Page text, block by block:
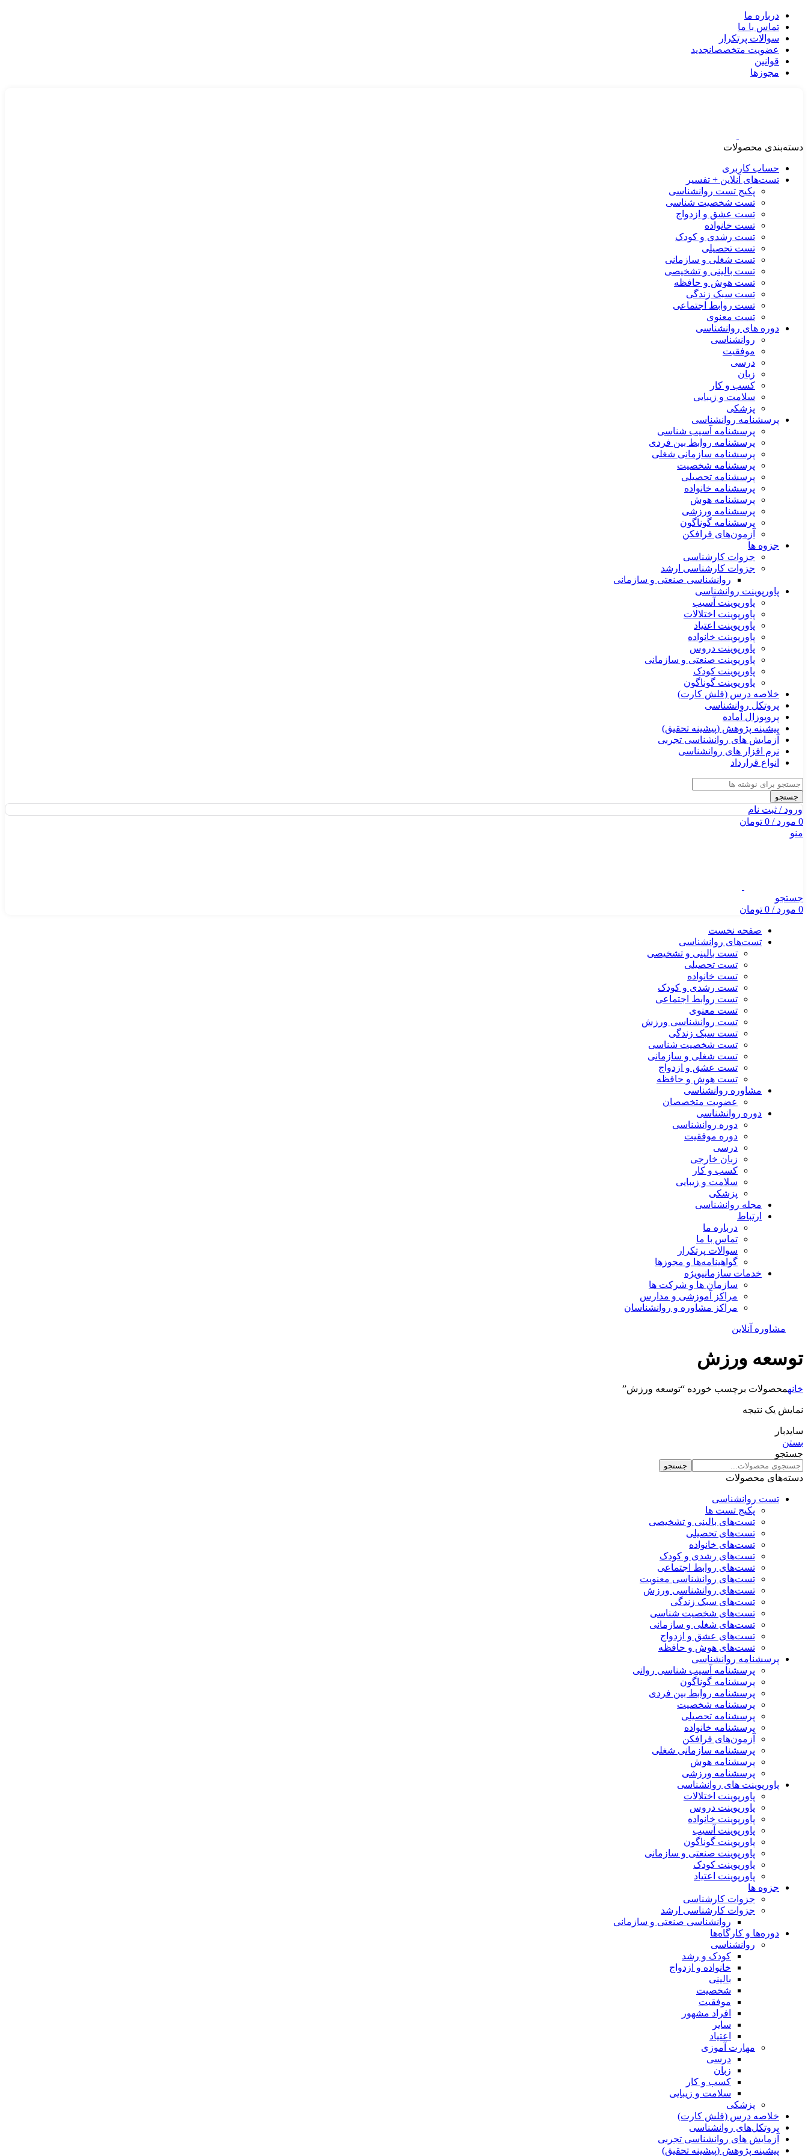
درباره ما
تماس با ما
سوالات پرتکرار
عضویت متخصصانجدید
قوانین
مجوزها
دسته‌بندی محصولات
حساب کاربری
تست‌های آنلاین + تفسیر
پکیج تست روانشناسی
تست شخصیت شناسی
تست عشق و ازدواج
تست خانواده
تست رشدی و کودک
تست تحصیلی
تست شغلی و سازمانی
تست بالینی و تشخیصی
تست هوش و حافظه
تست سبک زندگی
تست روابط اجتماعی
تست معنوی
دوره های روانشناسی
روانشناسی
موفقیت
درسی
زبان
کسب و کار
سلامت و زیبایی
پزشکی
پرسشنامه روانشناسی
پرسشنامه آسیب شناسی
پرسشنامه روابط بین فردی
پرسشنامه سازمانی شغلی
پرسشنامه شخصیت
پرسشنامه تحصیلی
پرسشنامه خانواده
پرسشنامه هوش
پرسشنامه ورزشی
پرسشنامه گوناگون
آزمون‌های فرافکن
جزوه ها
جزوات کارشناسی
جزوات کارشناسی ارشد
روانشناسی صنعتی و سازمانی
پاورپوینت روانشناسی
پاورپوینت آسیب
پاورپوینت اختلالات
پاورپوینت اعتیاد
پاورپوینت خانواده
پاورپوینت دروس
پاورپوینت صنعتی و سازمانی
پاورپوینت کودک
پاورپوینت گوناگون
خلاصه درس (فلش کارت)
پروتکل روانشناسی
پروپوزال آماده
پیشینه پژوهش (پیشینه تحقیق)
آزمایش های روانشناسی تجربی
نرم افزار های روانشناسی
انواع قرارداد
جستجو
ورود / ثبت نام
0 مورد/
0 تومان
منو
جستجو
0 مورد/
0 تومان
صفحه نخست
تست‌های روانشناسی
تست بالینی و تشخیصی
تست تحصیلی
تست خانواده
تست رشدی و کودک
تست روابط اجتماعی
تست معنوی
تست روانشناسی ورزش
تست سبک زندگی
تست شخصیت شناسی
تست شغلی و سازمانی
تست عشق و ازدواج
تست هوش و حافظه
مشاوره روانشناسی
عضویت متخصصان
دوره روانشناسی
دوره روانشناسی
دوره موفقیت
درسی
زبان خارجی
کسب و کار
سلامت و زیبایی
پزشکی
مجله روانشناسی
ارتباط
درباره ما
تماس با ما
سوالات پرتکرار
گواهینامه‌ها و مجوزها
خدمات سازمانیویژه
سازمان ها و شرکت ها
مراکز آموزشی و مدارس
مراکز مشاوره و روانشناسان
مشاوره آنلاین
توسعه ورزش
خانهمحصولات برچسب خورده “توسعه ورزش”
نمایش یک نتیجه
سایدبار
بستن
جستجو
جستجو
دسته‌های محصولات
تست روانشناسی
پکیج تست ها
تست‌های بالینی و تشخیصی
تست‌های تحصیلی
تست‌های خانواده
تست‌های رشدی و کودک
تست‌های روابط اجتماعی
تست‌های روانشناسی معنویت
تست‌های روانشناسی ورزش
تست‌های سبک زندگی
تست‌های شخصیت شناسی
تست‌های شغلی و سازمانی
تست‌های عشق و ازدواج
تست‌های هوش و حافظه
پرسشنامه روانشناسی
پرسشنامه آسیب شناسی روانی
پرسشنامه گوناگون
پرسشنامه روابط بین فردی
پرسشنامه شخصیت
پرسشنامه تحصیلی
پرسشنامه خانواده
آزمون‌های فرافکن
پرسشنامه سازمانی شغلی
پرسشنامه هوش
پرسشنامه ورزشی
پاورپوینت های روانشناسی
پاورپوینت اختلالات
پاورپوینت دروس
پاورپوینت خانواده
پاورپوینت آسیب
پاورپوینت گوناگون
پاورپوینت صنعتی و سازمانی
پاورپوینت کودک
پاورپوینت اعتیاد
جزوه ها
جزوات کارشناسی
جزوات کارشناسی ارشد
روانشناسی صنعتی و سازمانی
دوره‌ها و کارگاه‌ها
روانشناسی
کودک و رشد
خانواده و ازدواج
بالینی
شخصیت
موفقیت
افراد مشهور
سایر
اعتیاد
مهارت آموزی
درسی
زبان
کسب و کار
سلامت و زیبایی
پزشکی
خلاصه درس (فلش کارت)
پروتکل‌های روانشناسی
آزمایش های روانشناسی تجربی
پیشینه پژوهش (پیشینه تحقیق)